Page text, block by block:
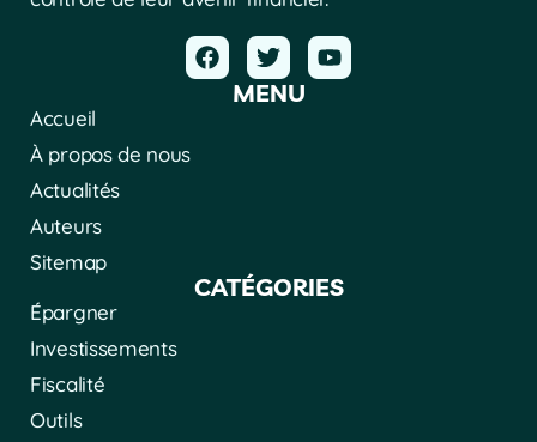
MENU
Accueil
À propos de nous
Actualités
Auteurs
Sitemap
CATÉGORIES
Épargner
Investissements
Fiscalité
Outils